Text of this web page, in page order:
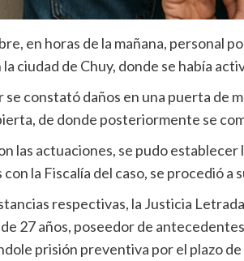
en horas de la mañana, personal
ciudad de Chuy, donde se había
se constató daños en una puerta de
de donde posteriormente se
las actuaciones, se pudo
la Fiscalía del caso, se procedió a
respectivas, la Justicia
de 27 años, poseedor de
prisión preventiva por el plazo